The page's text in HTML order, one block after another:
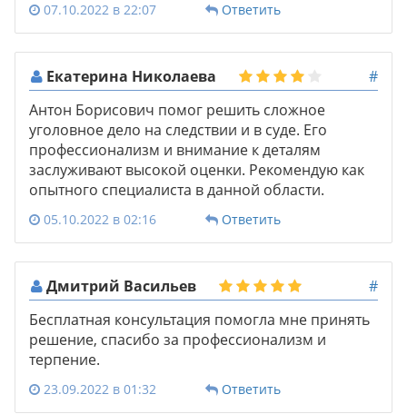
07.10.2022 в 22:07 Ответить
Екатерина Николаева
#
Антон Борисович помог решить сложное
уголовное дело на следствии и в суде. Его
профессионализм и внимание к деталям
заслуживают высокой оценки. Рекомендую как
опытного специалиста в данной области.
05.10.2022 в 02:16 Ответить
Дмитрий Васильев
#
Бесплатная консультация помогла мне принять
решение, спасибо за профессионализм и
терпение.
23.09.2022 в 01:32 Ответить